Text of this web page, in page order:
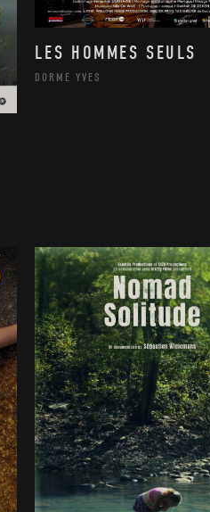
LES HOMMES SEULS
DORME YVES